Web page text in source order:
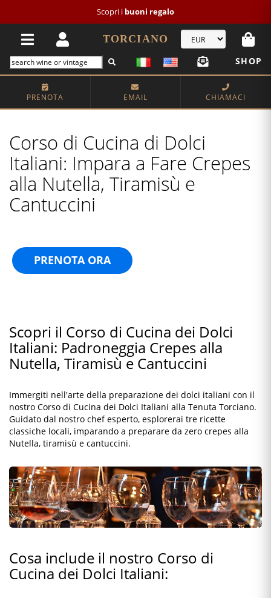
Scopri i buoni regalo
TORCIANO
SHOP
PRENOTA EMAIL CHIAMACI
Corso di Cucina di Dolci
Italiani: Impara a Fare Crepes
alla Nutella, Tiramisù e
Cantuccini
PRENOTA ORA
Scopri il Corso di Cucina dei Dolci
Italiani: Padroneggia Crepes alla
Nutella, Tiramisù e Cantuccini
Immergiti nell'arte della preparazione dei dolci italiani con il
nostro Corso di Cucina dei Dolci Italiani alla Tenuta Torciano.
Guidato dal nostro chef esperto, esplorerai tre ricette
classiche locali, imparando a preparare da zero crepes alla
Nutella, tiramisù e cantuccini.
Cosa include il nostro Corso di
Cucina dei Dolci Italiani: